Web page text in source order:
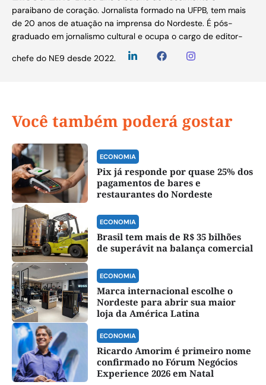
paraibano de coração. Jornalista formado na UFPB, tem mais
de 20 anos de atuação na imprensa do Nordeste. É pós-
graduado em jornalismo cultural e ocupa o cargo de editor-
chefe do NE9 desde 2022.
Você também poderá gostar
ECONOMIA
Pix já responde por quase 25% dos
pagamentos de bares e
restaurantes do Nordeste
ECONOMIA
Brasil tem mais de R$ 35 bilhões
de superávit na balança comercial
ECONOMIA
Marca internacional escolhe o
Nordeste para abrir sua maior
loja da América Latina
ECONOMIA
Ricardo Amorim é primeiro nome
confirmado no Fórum Negócios
Experience 2026 em Natal